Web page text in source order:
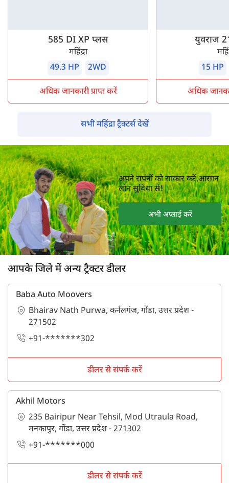
585 DI XP प्लस
महिंद्रा
49.3 HP
2WD
अधिक जानकारी प्राप्त करें
युवराज
15 HP
अधिक
सभी महिंद्रा ट्रैक्टर्स देखें
अपने सपनों को साकार करें,आसान
लोन सुविधा से!
अभी अप्लाई करें
आपके जिले में अन्य ट्रैक्टर डीलर
Baba Auto Moovers
Bhairav Nath Purwa, कर्नलगंज, गोंडा, उत्तर प्रदेश -
271502
+91-*******302
डीलर से संपर्क करें
Akhil Motors
235 Bairipur Near Tehsil, Mod Utraula Road,
मनकापुर, गोंडा, उत्तर प्रदेश - 271302
+91-*******000
डीलर से संपर्क करें